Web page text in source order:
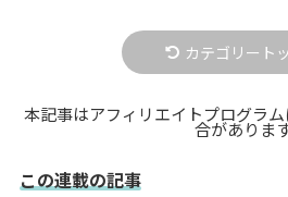
カテゴリート
本記事はアフィリエイトプログラ
合がありま
この連載の記事